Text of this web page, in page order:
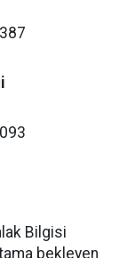
Bilgisi
bekleyen